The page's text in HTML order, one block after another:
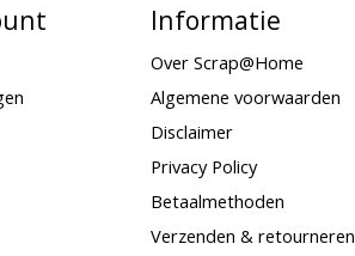
Informatie
Over Scrap@Home
Algemene voorwaarden
Disclaimer
Privacy Policy
Betaalmethoden
Verzenden & retourneren